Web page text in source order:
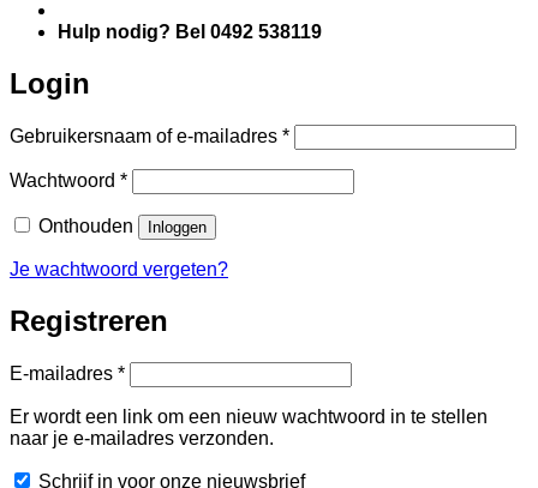
Hulp nodig? Bel 0492 538119
Login
Gebruikersnaam of e-mailadres *Vereist
Wachtwoord *Vereist
Onthouden Inloggen
Je wachtwoord vergeten?
Registreren
E-mailadres *Vereist
Er wordt een link om een nieuw wachtwoord in te stellen
naar je e-mailadres verzonden.
Schrijf in voor onze nieuwsbrief